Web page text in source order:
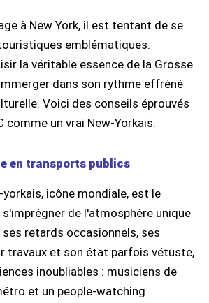
à New York, il est tentant de se
emblématiques.
la véritable essence de la Grosse
dans son rythme effréné
Voici des conseils éprouvés
comme un vrai New-Yorkais.
en transports publics
icône mondiale, est le
de l'atmosphère unique
ses retards occasionnels, ses
travaux et son état parfois vétuste,
inoubliables : musiciens de
et un people-watching